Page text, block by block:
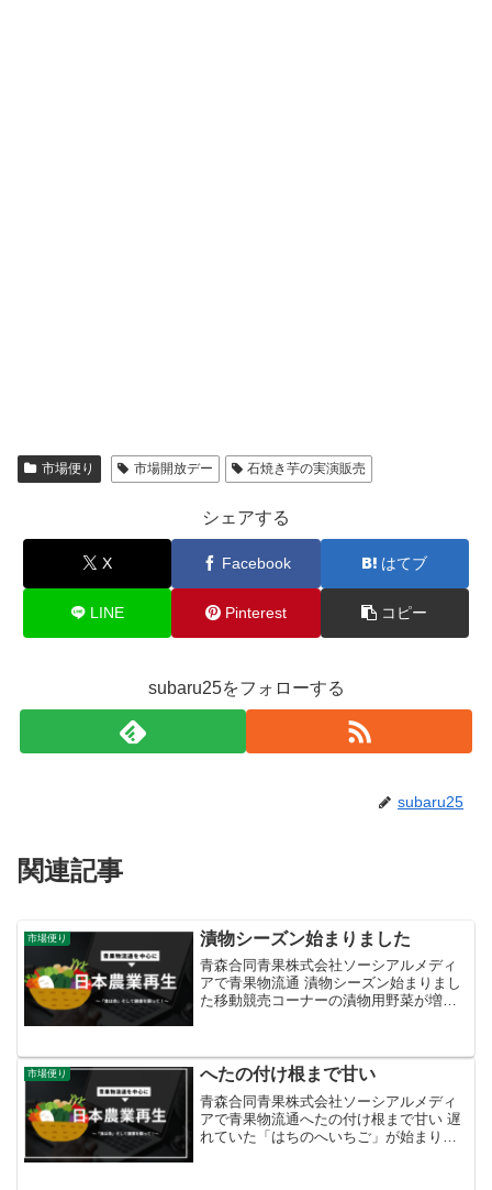
市場便り 市場開放デー 石焼き芋の実演販売
シェアする
X Facebook はてブ
LINE Pinterest コピー
subaru25をフォローする
subaru25
関連記事
市場便り 漬物シーズン始まりました
青森合同青果株式会社ソーシアルメディ
アで青果物流通 漬物シーズン始まりまし
た移動競売コーナーの漬物用野菜が増え
青森でも年々家庭で漬ける方が減り、ポ
リ袋販売の需要も減る一...
市場便り へたの付け根まで甘い
青森合同青果株式会社ソーシアルメディ
アで青果物流通へたの付け根まで甘い 遅
れていた「はちのへいちご」が始まりま